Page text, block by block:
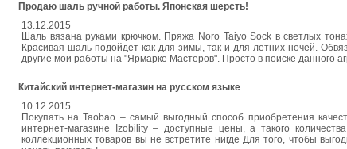
Продаю шаль ручной работы. Японская шерсть!
13.12.2015
Шаль вязана руками крючком. Пряжа Noro Taiyo Sock в светлых
Красивая шаль подойдет как для зимы, так и для летних ночей.
другие мои работы на "Ярмарке Мастеров". Просто в поиске данного
Китайский интернет-магазин на русском языке
10.12.2015
Покупать на Taobao – самый выгодный способ приобретения
интернет-магазине Izobility – доступные цены, а такого
коллекционных товаров вы не встретите нигде Для того, чтобы